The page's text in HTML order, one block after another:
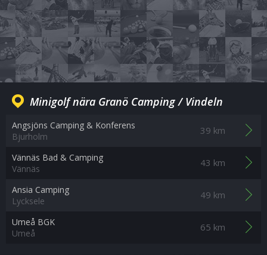
Minigolf nära Granö Camping / Vindeln
Angsjöns Camping & Konferens
Bjurholm
39 km
Vännäs Bad & Camping
Vännäs
43 km
Ansia Camping
Lycksele
49 km
Umeå BGK
Umeå
65 km